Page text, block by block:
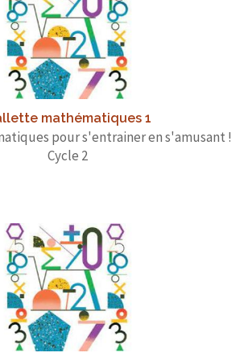
mathématiques 1
pour s'entrainer en s'amusant !
Cycle 2